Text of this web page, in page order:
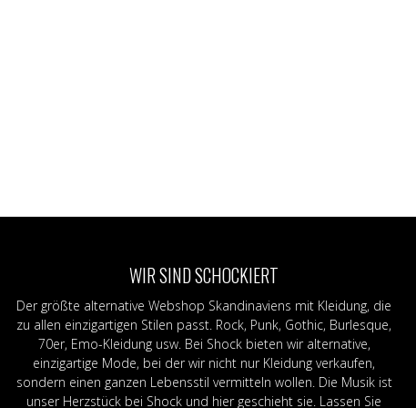
WIR SIND SCHOCKIERT
Der größte alternative Webshop Skandinaviens mit Kleidung, die
zu allen einzigartigen Stilen passt. Rock, Punk, Gothic, Burlesque,
70er, Emo-Kleidung usw. Bei Shock bieten wir alternative,
einzigartige Mode, bei der wir nicht nur Kleidung verkaufen,
sondern einen ganzen Lebensstil vermitteln wollen. Die Musik ist
unser Herzstück bei Shock und hier geschieht sie. Lassen Sie